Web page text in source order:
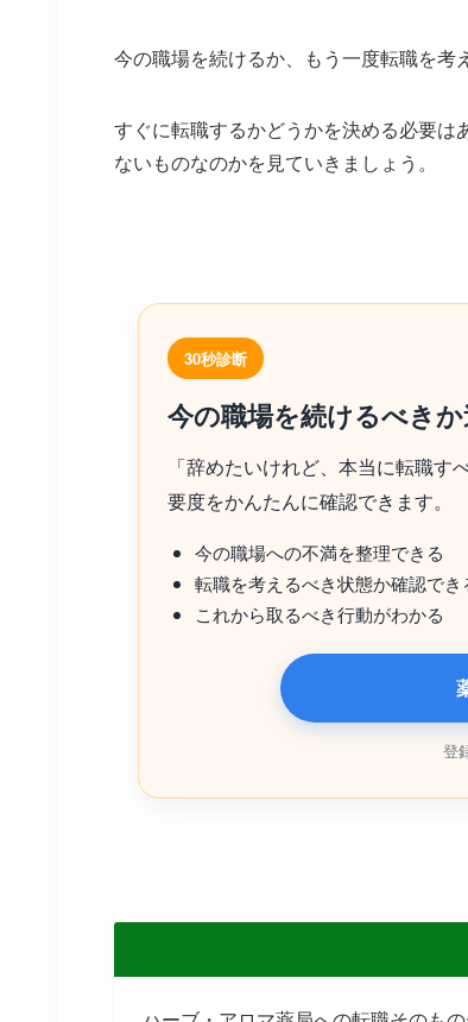
今の職場を続けるか、もう一度転職を考
すぐに転職するかどうかを決める必要
ないものなのかを見ていきましょう。
30秒診断
今の職場を続けるべき
「辞めたいけれど、本当に転職
要度をかんたんに確認できます。
今の職場への不満を整理できる
転職を考えるべき状態か確認でき
これから取るべき行動がわかる
登